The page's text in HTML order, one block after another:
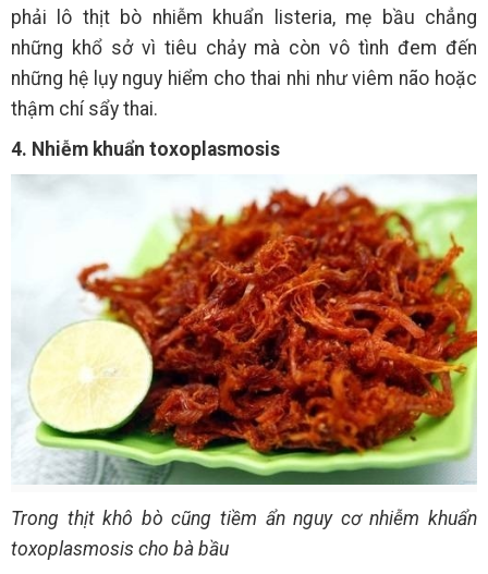
phải lô thịt bò nhiễm khuẩn listeria, mẹ bầu chẳng
những khổ sở vì tiêu chảy mà còn vô tình đem đến
những hệ lụy nguy hiểm cho thai nhi như viêm não hoặc
thậm chí sẩy thai.
4. Nhiễm khuẩn toxoplasmosis
Trong thịt khô bò cũng tiềm ẩn nguy cơ nhiễm khuẩn
toxoplasmosis cho bà bầu